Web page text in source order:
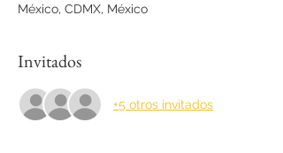
México, CDMX, México
Invitados
+5 otros invitados